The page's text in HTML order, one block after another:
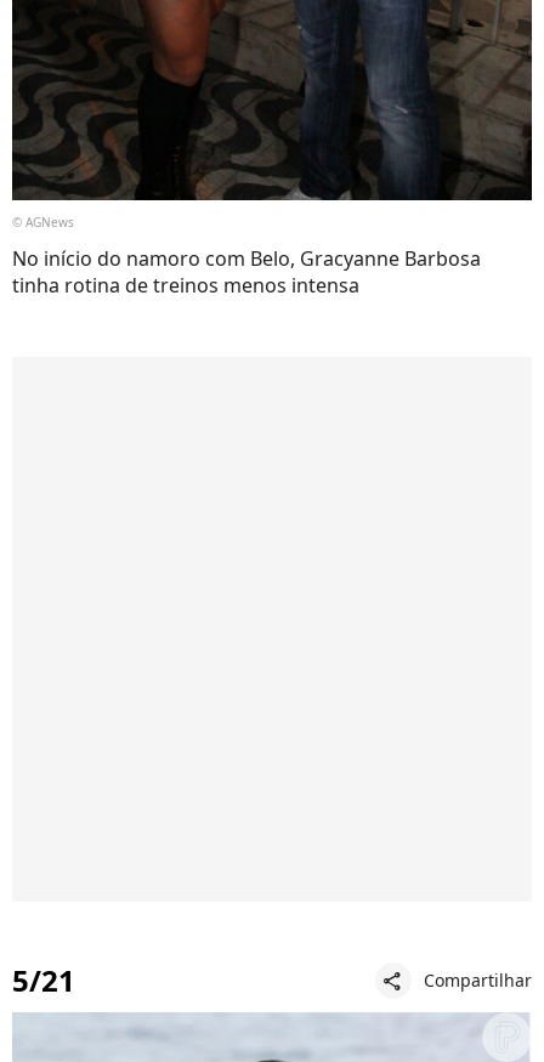
© AGNews
No início do namoro com Belo, Gracyanne Barbosa
tinha rotina de treinos menos intensa
5/21 share Compartilhar